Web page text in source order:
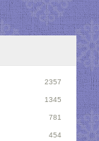
2357
1345
781
454